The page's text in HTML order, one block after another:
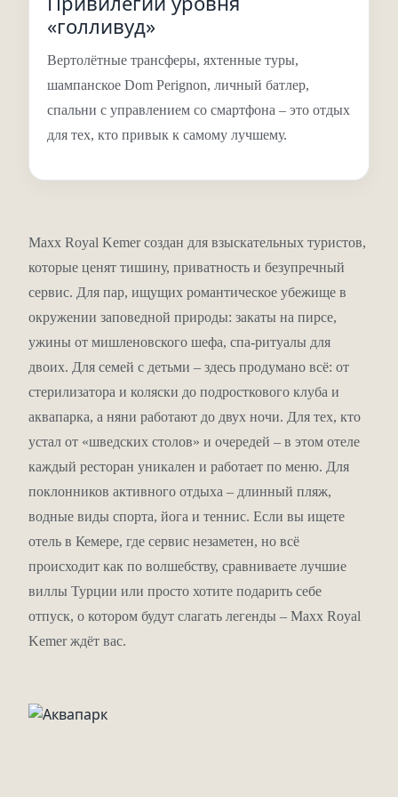
фруктовая тарелка, шоколад ручной работы на ночь.
Для детей до 12 лет – отдельный набор: халат, тапочки,
косметика. А в виллах высшей категории –
шампанское Dom Perignon или Cristal Brut в день заезда,
букет цветов, макаронс, полный бар, управление
светом и шторами со смартфона.
Пляж – 830 метров
Это один из самых длинных пляжей на курорте. Он
разделён на зоны:
Tangerine Beach (200 м, песок и галька) – для спокойного
отдыха.
Middle Bay (200 м) – тоже песчано-галечный.
в глубину.
Отдельный детский пляж (30 м, песок) – мелко,
безопасно, идеально для малышей.
Шезлонги, зонтики, полотенца – бесплатно. А ещё
сервис напитков прямо к шезлонгу. Вы лежите,
смотрите на море, и вам приносят свежевыжатый сок
или Red Bull.
Рестораны: никаких
очередей у шведского
стола
В Maxx Royal Kemer нет главного ресторана с
«голливуд»
Вертолётные трансферы, яхтенные туры,
шампанское Dom Perignon, личный батлер,
спальни с управлением со смартфона – это отдых
для тех, кто привык к самому лучшему.
Maxx Royal Kemer создан для взыскательных туристов,
которые ценят тишину, приватность и безупречный
сервис. Для пар, ищущих романтическое убежище в
окружении заповедной природы: закаты на пирсе,
ужины от мишленовского шефа, спа-ритуалы для
двоих. Для семей с детьми – здесь продумано всё: от
стерилизатора и коляски до подросткового клуба и
аквапарка, а няни работают до двух ночи. Для тех, кто
устал от «шведских столов» и очередей – в этом отеле
каждый ресторан уникален и работает по меню. Для
поклонников активного отдыха – длинный пляж,
водные виды спорта, йога и теннис. Если вы ищете
отель в Кемере, где сервис незаметен, но всё
происходит как по волшебству, сравниваете лучшие
виллы Турции или просто хотите подарить себе
отпуск, о котором будут слагать легенды – Maxx Royal
Kemer ждёт вас.